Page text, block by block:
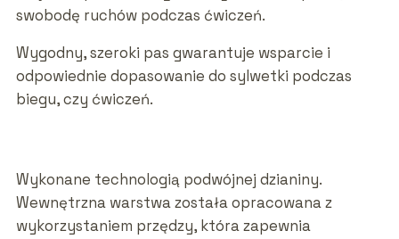
swobodę ruchów podczas ćwiczeń.
Wygodny, szeroki pas gwarantuje wsparcie i
odpowiednie dopasowanie do sylwetki podczas
biegu, czy ćwiczeń.
Wykonane technologią podwójnej dzianiny.
Wewnętrzna warstwa została opracowana z
wykorzystaniem przędzy, która zapewnia